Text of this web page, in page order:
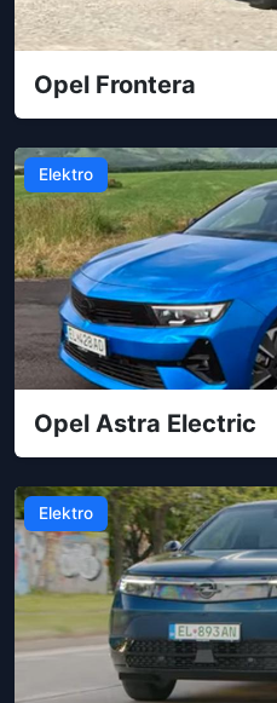
Opel Frontera
Elektro
Opel Astra Electric
Elektro